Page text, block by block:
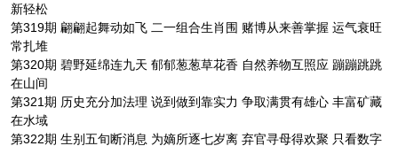
新轻松
第319期 翩翩起舞动如飞 二一组合生肖围 赌博从来善掌握 运气衰旺
常扎堆
第320期 碧野延绵连九天 郁郁葱葱草花香 自然养物互照应 蹦蹦跳跳
在山间
第321期 历史充分加法理 说到做到靠实力 争取满贯有雄心 丰富矿藏
在水域
第322期 生别五旬断消息 为嫡所逐七岁离 弃官寻母得欢聚 只看数字